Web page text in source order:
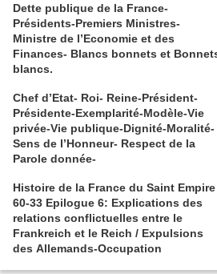
Dette publique de la France-
Présidents-Premiers Ministres-
Ministre de l’Economie et des
Finances- Blancs bonnets et
blancs.
Chef d’Etat- Roi- Reine-Président-
Présidente-Exemplarité-Modèle-Vie
privée-Vie publique-Dignité-Moralité-
Sens de l’Honneur- Respect de la
Parole donnée-
Histoire de la France du Saint Empire
60-33 Epilogue 6: Explications des
relations conflictuelles entre le
Frankreich et le Reich / Expulsions
des Allemands-Occupation